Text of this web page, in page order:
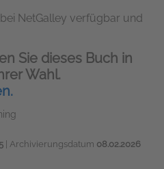
NetGalley verfügbar und
Sie dieses Buch in
Wahl.
| Archivierungsdatum 08.02.2026